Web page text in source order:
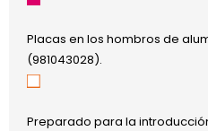
Placas en los hombros de
(981043028).
Preparado para la